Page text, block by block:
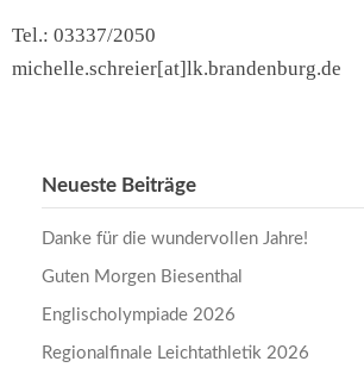
Tel.: 03337/2050
michelle.schreier[at]lk.brandenburg.de
Neueste Beiträge
Danke für die wundervollen Jahre!
Guten Morgen Biesenthal
Englischolympiade 2026
Regionalfinale Leichtathletik 2026